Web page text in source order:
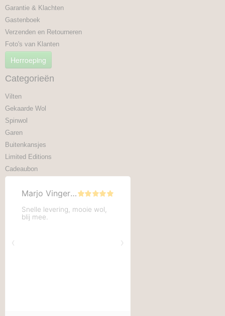
Garantie & Klachten
Gastenboek
Verzenden en Retourneren
Foto's van Klanten
Herroeping
Categorieën
Vilten
Gekaarde Wol
Spinwol
Garen
Buitenkansjes
Limited Editions
Cadeaubon